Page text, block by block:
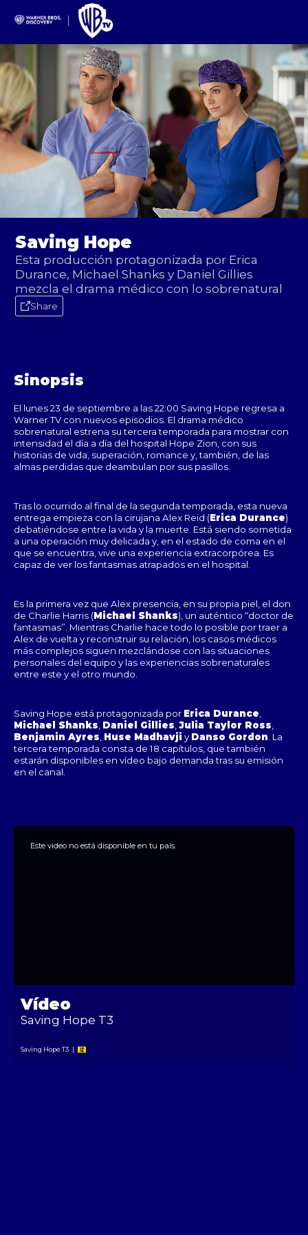
Saving Hope
Esta producción protagonizada por Erica
Durance, Michael Shanks y Daniel Gillies
mezcla el drama médico con lo sobrenatural
Share
Sinopsis
El lunes 23 de septiembre a las 22:00 Saving Hope regresa a
Warner TV con nuevos episodios. El drama médico
sobrenatural estrena su tercera temporada para mostrar con
intensidad el día a día del hospital Hope Zion, con sus
historias de vida, superación, romance y, también, de las
almas perdidas que deambulan por sus pasillos.
Tras lo ocurrido al final de la segunda temporada, esta nueva
entrega empieza con la cirujana Alex Reid (Erica Durance)
debatiéndose entre la vida y la muerte. Está siendo sometida
a una operación muy delicada y, en el estado de coma en el
que se encuentra, vive una experiencia extracorpórea. Es
capaz de ver los fantasmas atrapados en el hospital.
Es la primera vez que Alex presencia, en su propia piel, el don
de Charlie Harris (Michael Shanks), un auténtico “doctor de
fantasmas”. Mientras Charlie hace todo lo posible por traer a
Alex de vuelta y reconstruir su relación, los casos médicos
más complejos siguen mezclándose con las situaciones
personales del equipo y las experiencias sobrenaturales
entre este y el otro mundo.
Saving Hope está protagonizada por Erica Durance
Michael Shanks Daniel Gillies Julia Taylor Ross
Benjamin Ayres Huse Madhavji y Danso Gordon . La
tercera temporada consta de 18 capítulos, que también
estarán disponibles en vídeo bajo demanda tras su emisión
en el canal.
modalEste video no está disponible en tu país.
Vídeo
Saving Hope T3
Saving Hope T3 |